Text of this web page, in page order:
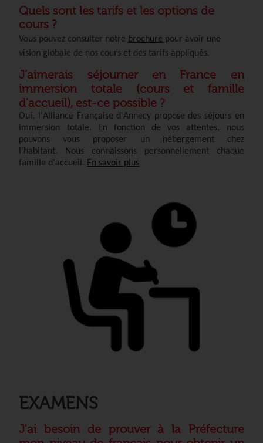
Quels sont les tarifs et les options de
cours ?
Vous pouvez consulter notre brochure pour avoir une
vision globale de nos cours et des tarifs appliqués.
J’aimerais séjourner en France en
immersion totale (cours et famille
d’accueil), est-ce possible ?
Oui, l'Alliance Française d'Annecy propose des séjours en
immersion totale. En fonction de vos attentes, nous
pouvons vous proposer un hébergement chez
l'habitant.
Nous connaissons personnellement chaque
famille d'accueil. En savoir plus
EXAMENS
J'ai besoin de prouver à la Préfecture